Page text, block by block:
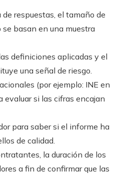
respuestas, el tamaño de
basan en una muestra
definiciones aplicadas y el
una señal de riesgo.
(por ejemplo: INE en
evaluar si las cifras encajan
para saber si el informe ha
de calidad.
la duración de los
a fin de confirmar que las